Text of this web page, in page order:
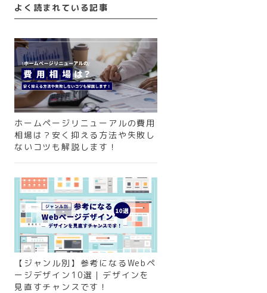
よく読まれている記事
ホームページリニューアルの費用
相場は？安く抑える方法や失敗し
ないコツも解説します！
【ジャンル別】参考になるWebペ
ージデザイン10選｜デザインを
見直すチャンスです！